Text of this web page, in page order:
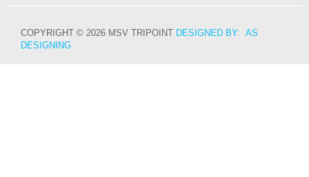
COPYRIGHT © 2026 MSV TRIPOINT DESIGNED BY: AS
DESIGNING